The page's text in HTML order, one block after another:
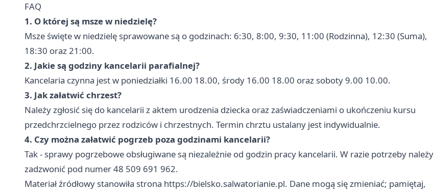
FAQ
1. O której są msze w niedzielę?
Msze święte w niedzielę sprawowane są o godzinach: 6:30, 8:00, 9:30, 11:00 (Rodzinna), 12:30 (Suma),
18:30 oraz 21:00.
2. Jakie są godziny kancelarii parafialnej?
Kancelaria czynna jest w poniedziałki 16.00 18.00, środy 16.00 18.00 oraz soboty 9.00 10.00.
3. Jak załatwić chrzest?
Należy zgłosić się do kancelarii z aktem urodzenia dziecka oraz zaświadczeniami o ukończeniu kursu
przedchrzcielnego przez rodziców i chrzestnych. Termin chrztu ustalany jest indywidualnie.
4. Czy można załatwić pogrzeb poza godzinami kancelarii?
Tak - sprawy pogrzebowe obsługiwane są niezależnie od godzin pracy kancelarii. W razie potrzeby należy
zadzwonić pod numer 48 509 691 962.
Materiał źródłowy stanowiła strona https://bielsko.salwatorianie.pl. Dane mogą się zmieniać; pamiętaj,